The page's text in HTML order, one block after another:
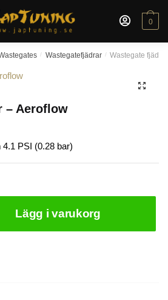
0
/ Wastegatefjädrar / Wastegate fjäder
🔍
– Aeroflow
PSI (0.28 bar)
Lägg i varukorg